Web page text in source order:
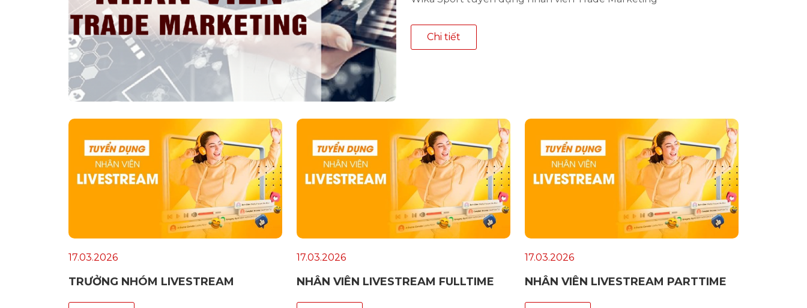
Chi tiết
17.03.2026
TRƯỞNG NHÓM LIVESTREAM
17.03.2026
NHÂN VIÊN LIVESTREAM FULLTIME
17.03.2026
NHÂN VIÊN LIVESTREAM PARTTIME